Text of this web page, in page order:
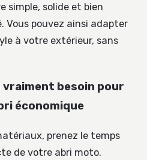
simple, solide et bien
Vous pouvez ainsi adapter
à votre extérieur, sans
vraiment besoin pour
économique
prenez le temps
de votre abri moto.